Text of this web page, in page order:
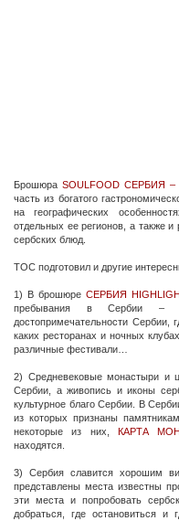
БрошюраSOULFOOD
часть из богатого
на географических
отдельных ее регионов, а также
сербских блюд.
ТОС подготовил и другие
1) В брошюре СЕРБИЯ
пребывания в Сербии –
достопримечательности Сербии,
каких ресторанах и ночных
различные фестивали…
2) Средневековые монастыри и
Сербии, а живопись и иконы
культурное благо Сербии. В
из которых признаны
некоторые из них, КАРТА
находятся.
3) Сербия славится хорошим
представлены места известны
эти места и попробовать
добраться, где остановиться и